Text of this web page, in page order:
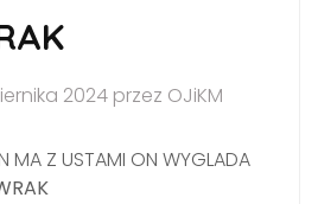
2024 przez OJiKM
MA Z USTAMI ON WYGLADA